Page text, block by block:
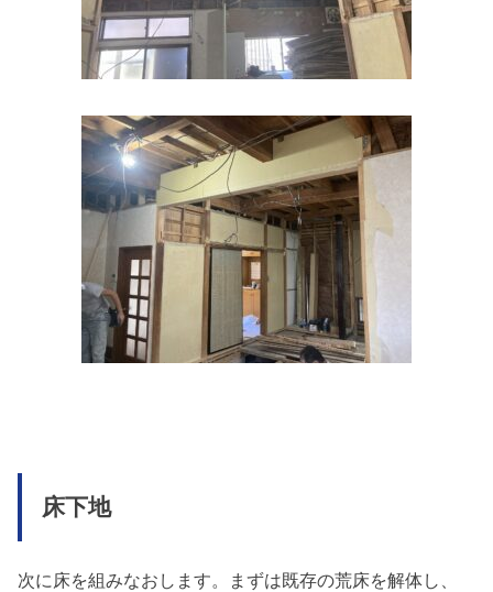
床下地
次に床を組みなおします。まずは既存の荒床を解体し、